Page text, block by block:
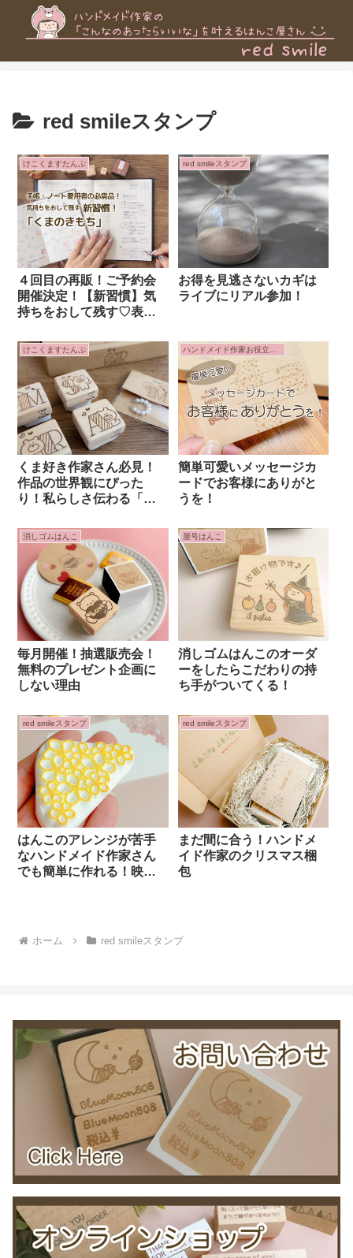
red smileスタンプ
けこくますたんぷ
４回目の再販！ご予約会
開催決定！【新習慣】気
持ちをおして残す♡表情
きもち」
red smileスタンプ
お得を見逃さないカギは
ライブにリアル参加！
けこくますたんぷ
くま好き作家さん必見！
作品の世界観にぴった
り！私らしさ伝わる「く
ハンドメイド作家お役立ち情報
簡単可愛いメッセージカ
ードでお客様にありがと
うを！
消しゴムはんこ
毎月開催！抽選販売会！
無料のプレゼント企画に
しない理由
屋号はんこ
消しゴムはんこのオーダ
ーをしたらこだわりの持
ち手がついてくる！
red smileスタンプ
はんこのアレンジが苦手
なハンドメイド作家さん
でも簡単に作れる！映え
red smileスタンプ
まだ間に合う！ハンドメ
イド作家のクリスマス梱
包
ホーム red smileスタンプ